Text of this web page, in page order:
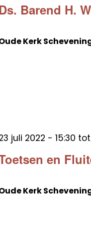
Barend H.
Kerk
en
juli 2022 - 15:30 tot
Kerk